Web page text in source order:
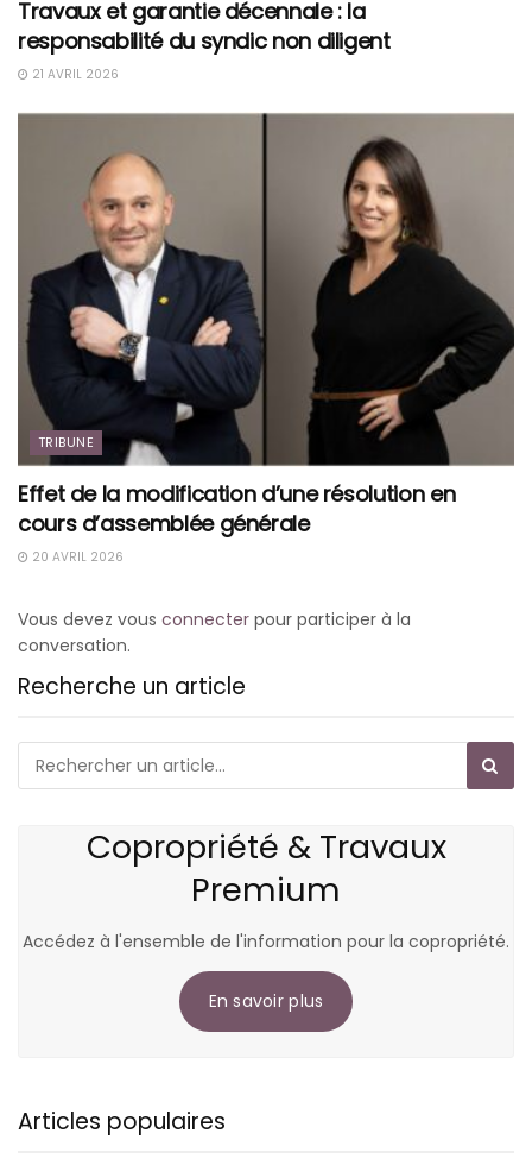
Travaux et garantie décennale : la
responsabilité du syndic non diligent
21 AVRIL 2026
TRIBUNE
Effet de la modification d’une résolution en
cours d’assemblée générale
20 AVRIL 2026
Vous devez vous connecter pour participer à la
conversation.
Recherche un article
Copropriété & Travaux
Premium
Accédez à l'ensemble de l'information pour la copropriété.
En savoir plus
Articles populaires